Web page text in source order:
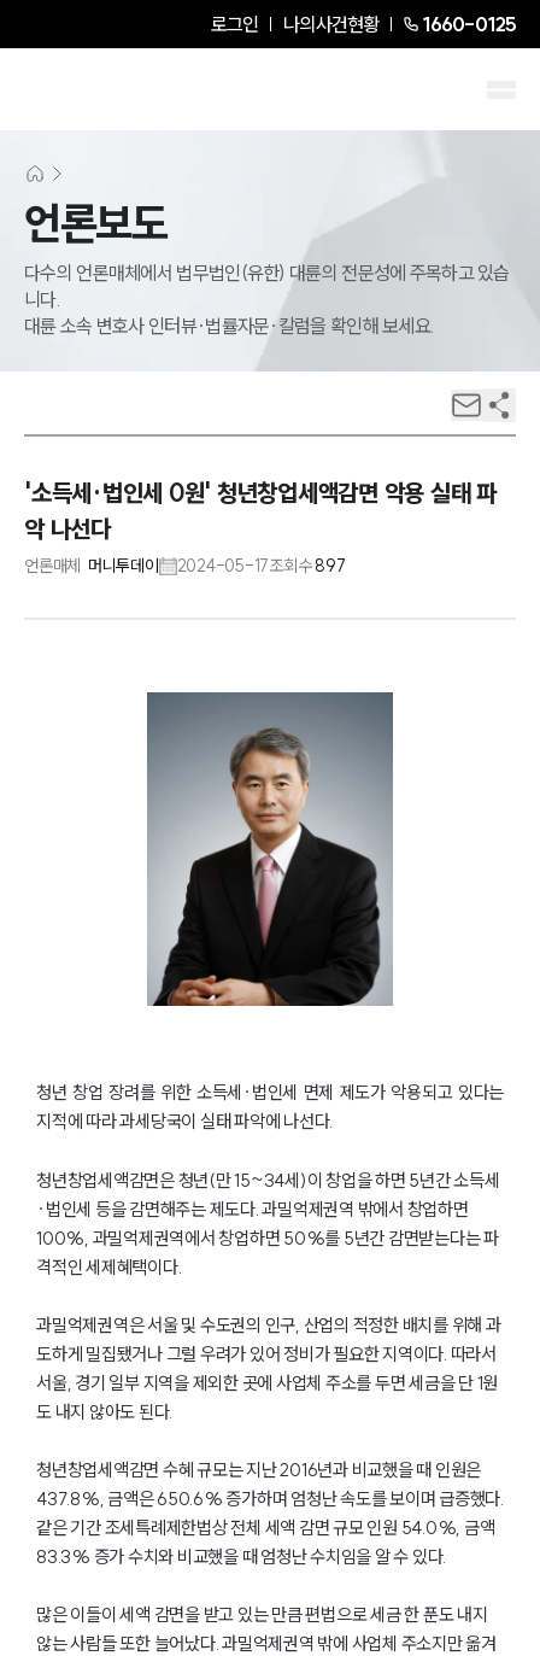
로그인 나의사건현황 1660-0125
언론보도
다수의 언론매체에서 법무법인(유한) 대륜의 전문성에 주목하고 있습
니다.
대륜 소속 변호사 인터뷰·법률자문·칼럼을 확인해 보세요.
'소득세·법인세 0원' 청년창업세액감면 악용 실태 파
악 나선다
언론매체 머니투데이 2024-05-17조회수897
청년 창업 장려를 위한 소득세·법인세 면제 제도가 악용되고 있다는
지적에 따라 과세당국이 실태 파악에 나선다.
청년창업세액감면은 청년(만 15~34세)이 창업을 하면 5년간 소득세
·법인세 등을 감면해주는 제도다. 과밀억제권역 밖에서 창업하면
100%, 과밀억제권역에서 창업하면 50%를 5년간 감면받는다는 파
격적인 세제혜택이다.
과밀억제권역은 서울 및 수도권의 인구, 산업의 적정한 배치를 위해 과
도하게 밀집됐거나 그럴 우려가 있어 정비가 필요한 지역이다. 따라서
서울, 경기 일부 지역을 제외한 곳에 사업체 주소를 두면 세금을 단 1원
도 내지 않아도 된다.
청년창업세액감면 수혜 규모는 지난 2016년과 비교했을 때 인원은
437.8%, 금액은 650.6% 증가하며 엄청난 속도를 보이며 급증했다.
같은 기간 조세특례제한법상 전체 세액 감면 규모 인원 54.0%, 금액
83.3% 증가 수치와 비교했을 때 엄청난 수치임을 알 수 있다.
많은 이들이 세액 감면을 받고 있는 만큼 편법으로 세금 한 푼도 내지
않는 사람들 또한 늘어났다. 과밀억제권역 밖에 사업체 주소지만 옮겨